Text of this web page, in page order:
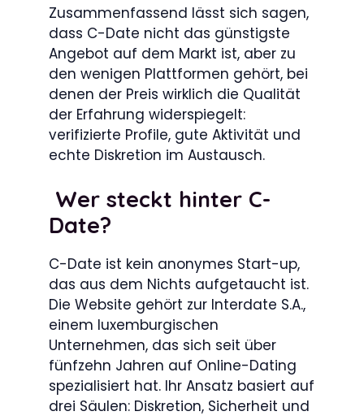
Zusammenfassend lässt sich sagen,
dass C-Date nicht das günstigste
Angebot auf dem Markt ist, aber zu
den wenigen Plattformen gehört, bei
denen der Preis wirklich die Qualität
der Erfahrung widerspiegelt:
verifizierte Profile, gute Aktivität und
echte Diskretion im Austausch.
Wer steckt hinter C-
Date?
C-Date ist kein anonymes Start-up,
das aus dem Nichts aufgetaucht ist.
Die Website gehört zur Interdate S.A.,
einem luxemburgischen
Unternehmen, das sich seit über
fünfzehn Jahren auf Online-Dating
spezialisiert hat. Ihr Ansatz basiert auf
drei Säulen: Diskretion, Sicherheit und